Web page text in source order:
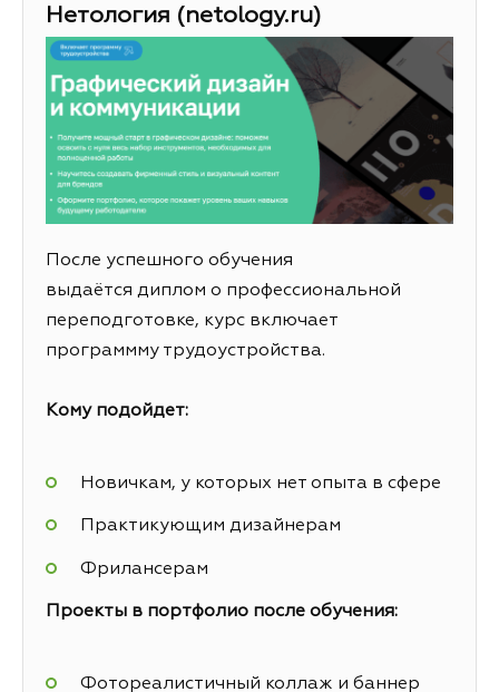
Нетология (netology.ru)
После успешного обучения
выдаётся диплом о профессиональной
переподготовке, курс включает
программму трудоустройства.
Кому подойдет:
Новичкам, у которых нет опыта в сфере
Практикующим дизайнерам
Фрилансерам
Проекты в портфолио после обучения:
Фотореалистичный коллаж и баннер